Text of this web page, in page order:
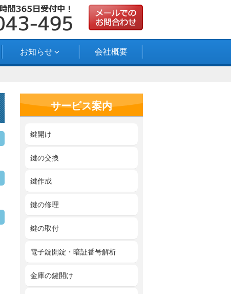
お知らせ 会社概要
サービス案内
鍵開け
鍵の交換
鍵作成
鍵の修理
鍵の取付
電子錠開錠・暗証番号解析
金庫の鍵開け